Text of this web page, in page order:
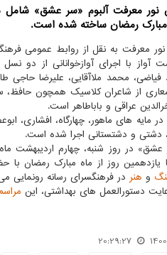
نور معرفت آلبوم «سر عشق» شامل
مبارک رمضان ساخته شده است.
معرفت به نقل از روابط عمومی
آواز با اجرای آوازخوانانی از دو
فیاضی، محمد ملاآقایی، علیرضا
از شاعران کلاسیک همچون حافظ،
عراقی و باباطاهر است.
در مایه های ماهور، چهارگاه، افشاری،
دشتی و دشتستانی اجرا شده است.
یازدهمین روز از ماه مبارک رمضان
و هنر در فرهنگسرای رسانه رونمایی
دستورالعمل های بهداشتی، این
20:29:27